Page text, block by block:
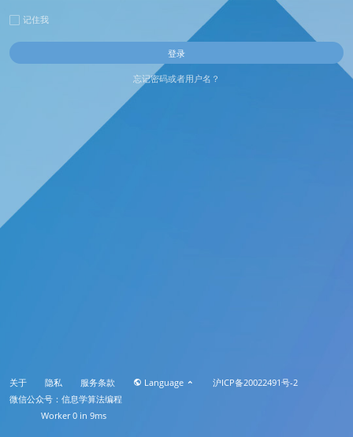
记住我
忘记密码或者用户名？
关于 隐私 服务条款 Language
沪ICP备20022491号-2
微信公众号：信息学算法编程
Worker 0 in 9ms